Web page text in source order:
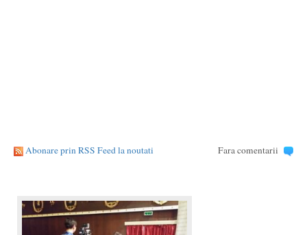
Abonare prin RSS Feed la noutati Fara comentarii